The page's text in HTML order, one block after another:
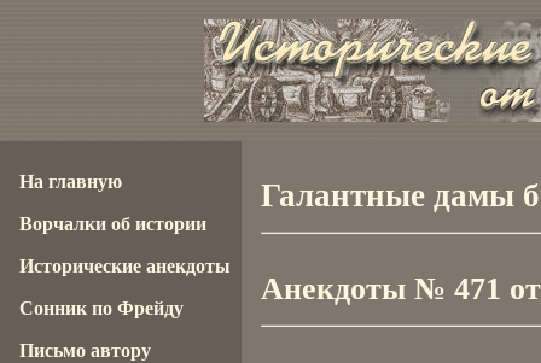
Галантные дамы
Анекдоты № 471 от
На главную
Ворчалки об истории
Исторические анекдоты
Сонник по Фрейду
Письмо автору